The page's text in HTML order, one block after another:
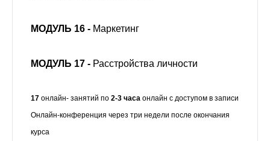
МОДУЛЬ 16 - Маркетинг
МОДУЛЬ 17 - Расстройства личности
17 онлайн- занятий по 2-3 часа онлайн с доступом в записи
Онлайн-конференция через три недели после окончания
курса